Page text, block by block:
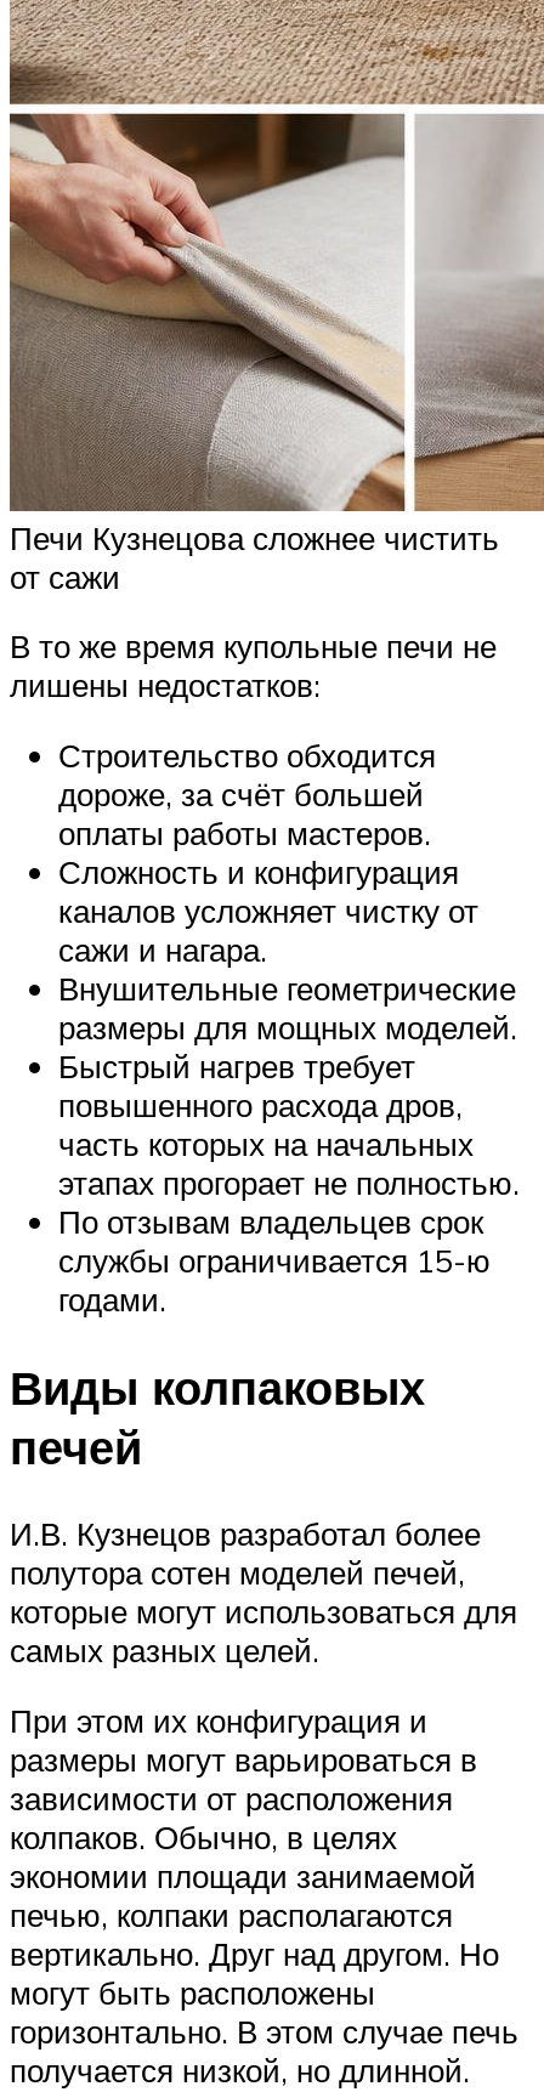
Печи Кузнецова сложнее чистить
от сажи
В то же время купольные печи не
лишены недостатков:
Строительство обходится
дороже, за счёт большей
оплаты работы мастеров.
Сложность и конфигурация
каналов усложняет чистку от
сажи и нагара.
Внушительные геометрические
размеры для мощных моделей.
Быстрый нагрев требует
повышенного расхода дров,
часть которых на начальных
этапах прогорает не полностью.
По отзывам владельцев срок
службы ограничивается 15-ю
годами.
Виды колпаковых
печей
И.В. Кузнецов разработал более
полутора сотен моделей печей,
которые могут использоваться для
самых разных целей.
При этом их конфигурация и
размеры могут варьироваться в
зависимости от расположения
колпаков. Обычно, в целях
экономии площади занимаемой
печью, колпаки располагаются
вертикально. Друг над другом. Но
могут быть расположены
горизонтально. В этом случае печь
получается низкой, но длинной.